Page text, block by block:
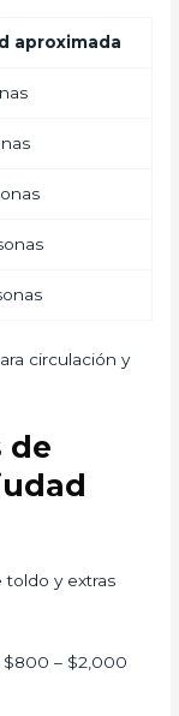
aproximada
circulación y
de
toldo y extras
$800 – $2,000